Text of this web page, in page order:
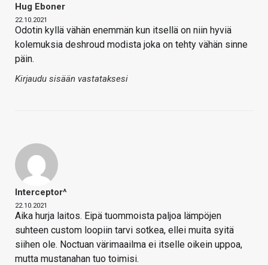
Hug Eboner
22.10.2021
Odotin kyllä vähän enemmän kun itsellä on niin hyviä
kolemuksia deshroud modista joka on tehty vähän sinne
päin.
Kirjaudu sisään vastataksesi
Interceptor^
22.10.2021
Aika hurja laitos. Eipä tuommoista paljoa lämpöjen
suhteen custom loopiin tarvi sotkea, ellei muita syitä
siihen ole. Noctuan värimaailma ei itselle oikein uppoa,
mutta mustanahan tuo toimisi.